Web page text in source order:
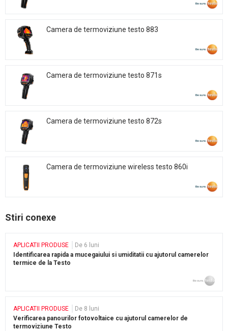
Camera de termoviziune testo 883
Camera de termoviziune testo 871s
Camera de termoviziune testo 872s
Camera de termoviziune wireless testo 860i
Stiri conexe
APLICATII PRODUSE
De 6 luni
Identificarea rapida a mucegaiului si umiditatii cu ajutorul camerelor
termice de la Testo
APLICATII PRODUSE
De 8 luni
Verificarea panourilor fotovoltaice cu ajutorul camerelor de
termoviziune Testo